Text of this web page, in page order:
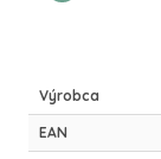
Výrobca
EAN